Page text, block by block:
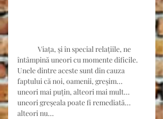
întâmpină uneori cu momente dificile.
Unele dintre aceste sunt din cauza
faptului că noi, oamenii, greșim...
uneori mai puțin, alteori mai mult...
uneori greșeala poate fi remediată...
alteori nu...